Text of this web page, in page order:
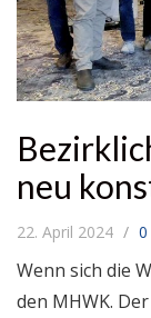
neu
22. April 2024
Wenn sich die
den MHWK.